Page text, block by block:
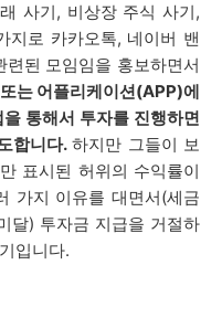
사기, 비상장 주식 사기,
지로 카카오톡, 네이버 밴
된 모임임을 홍보하면서
는 어플리케이션(APP)에
통해서 투자를 진행하면
합니다. 하지만 그들이 보
표시된 허위의 수익률이
가지 이유를 대면서(세금
달) 투자금 지급을 거절하
입니다.